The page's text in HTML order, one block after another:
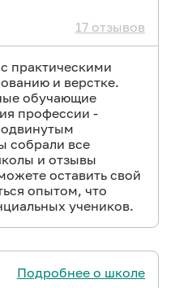
17 отзывов
практическими
и верстке.
обучающие
профессии -
собрали все
и отзывы
оставить свой
опытом, что
учеников.
Подробнее о школе